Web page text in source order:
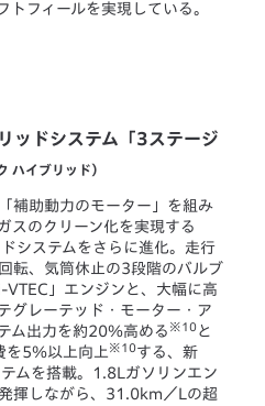
トフィールを実現している。
ッドシステム「3ステージ
ハイブリッド）
補助動力のモーター」を組み
スのクリーン化を実現する
システムをさらに進化。走行
転、気筒休止の3段階のバルブ
」エンジンと、大幅に高
グレーテッド・モーター・ア
ム出力を約20％高める ※10 と
を5％以上向上 ※10する、新
ムを搭載。1.8Lガソリンエン
揮しながら、31.0km／Lの超